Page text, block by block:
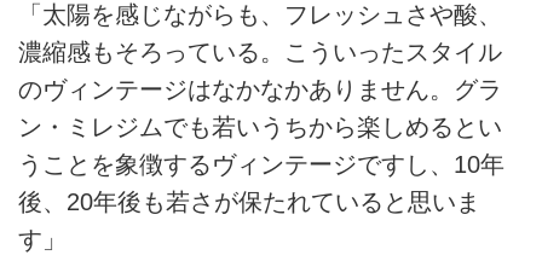
「太陽を感じながらも、フレッシュさや酸、
濃縮感もそろっている。こういったスタイル
のヴィンテージはなかなかありません。グラ
ン・ミレジムでも若いうちから楽しめるとい
うことを象徴するヴィンテージですし、10年
後、20年後も若さが保たれていると思いま
す」